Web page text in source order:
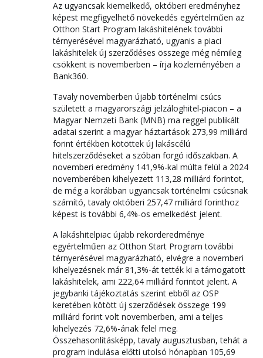
Az ugyancsak kiemelkedő, októberi eredményhez
képest megfigyelhető növekedés egyértelműen az
Otthon Start Program lakáshitelének további
térnyerésével magyarázható, ugyanis a piaci
lakáshitelek új szerződéses összege még némileg
csökkent is novemberben – írja közleményében a
Bank360.
Tavaly novemberben újabb történelmi csúcs
született a magyarországi jelzáloghitel-piacon – a
Magyar Nemzeti Bank (MNB) ma reggel publikált
adatai szerint a magyar háztartások 273,99 milliárd
forint értékben kötöttek új lakáscélú
hitelszerződéseket a szóban forgó időszakban. A
novemberi eredmény 141,9%-kal múlta felül a 2024
novemberében kihelyezett 113,28 milliárd forintot,
de még a korábban ugyancsak történelmi csúcsnak
számító, tavaly októberi 257,47 milliárd forinthoz
képest is további 6,4%-os emelkedést jelent.
A lakáshitelpiac újabb rekorderedménye
egyértelműen az Otthon Start Program további
térnyerésével magyarázható, elvégre a novemberi
kihelyezésnek már 81,3%-át tették ki a támogatott
lakáshitelek, ami 222,64 milliárd forintot jelent. A
jegybanki tájékoztatás szerint ebből az OSP
keretében kötött új szerződések összege 199
milliárd forint volt novemberben, ami a teljes
kihelyezés 72,6%-ának felel meg.
Összehasonlításképp, tavaly augusztusban, tehát a
program indulása előtti utolsó hónapban 105,69